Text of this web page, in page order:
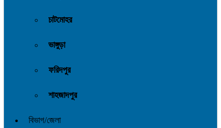
চাটমোহর
ভাঙ্গুড়া
ফরিদপুর
শাহজাদপুর
বিভাগ/জেলা